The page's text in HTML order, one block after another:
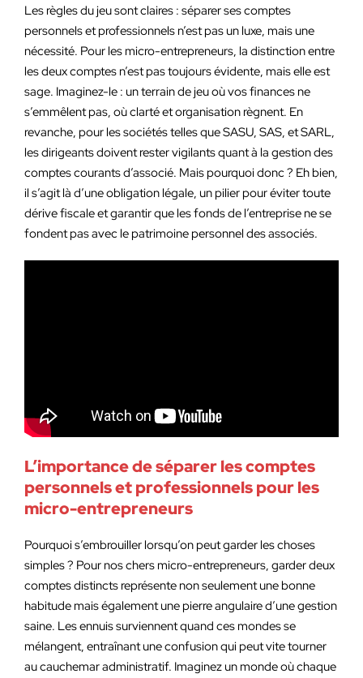
Les règles du jeu sont claires : séparer ses comptes
personnels et professionnels n’est pas un luxe, mais une
nécessité. Pour les micro-entrepreneurs, la distinction entre
les deux comptes n’est pas toujours évidente, mais elle est
sage. Imaginez-le : un terrain de jeu où vos finances ne
s’emmêlent pas, où clarté et organisation règnent. En
revanche, pour les sociétés telles que SASU, SAS, et SARL,
les dirigeants doivent rester vigilants quant à la gestion des
comptes courants d’associé. Mais pourquoi donc ? Eh bien,
il s’agit là d’une obligation légale, un pilier pour éviter toute
dérive fiscale et garantir que les fonds de l’entreprise ne se
fondent pas avec le patrimoine personnel des associés.
L’importance de séparer les comptes
personnels et professionnels pour les
micro-entrepreneurs
Pourquoi s’embrouiller lorsqu’on peut garder les choses
simples ? Pour nos chers micro-entrepreneurs, garder deux
comptes distincts représente non seulement une bonne
habitude mais également une pierre angulaire d’une gestion
saine. Les ennuis surviennent quand ces mondes se
mélangent, entraînant une confusion qui peut vite tourner
au cauchemar administratif. Imaginez un monde où chaque